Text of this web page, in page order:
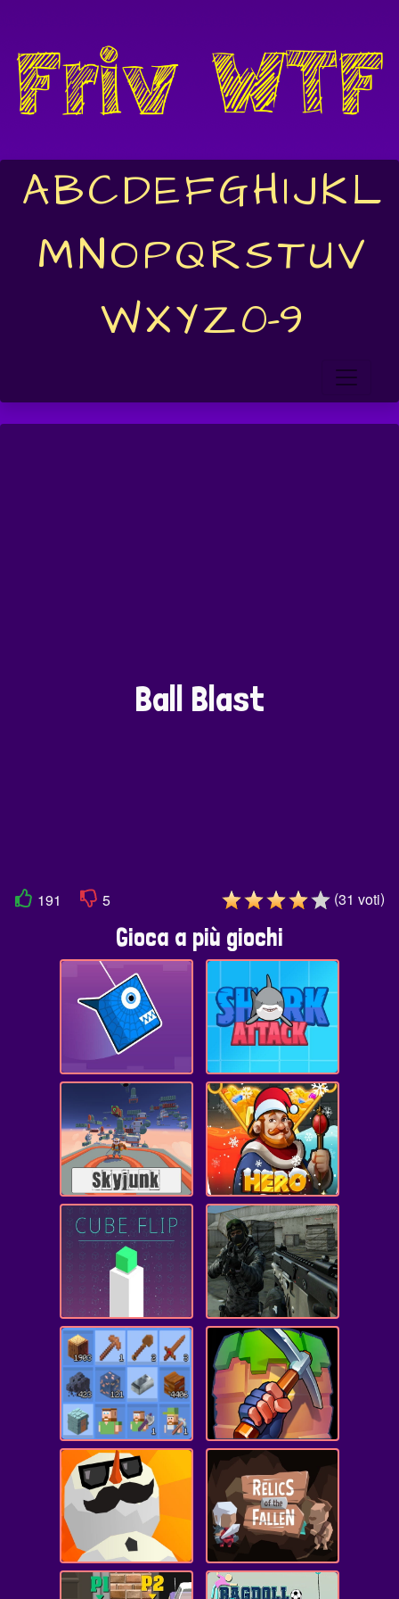
ABCDEFGHIJKL
MNOPQRSTUV
WXYZ0-9
Ball Blast
191 5 (31 voti)
Gioca a più giochi